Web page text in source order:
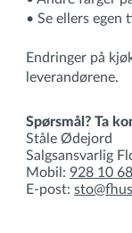
• Se ellers egen
Endringer på
leverandørene.
Spørsmål? Ta
Ståle Ødejord
Salgsansvarlig
Mobil: 928 10
E-post: